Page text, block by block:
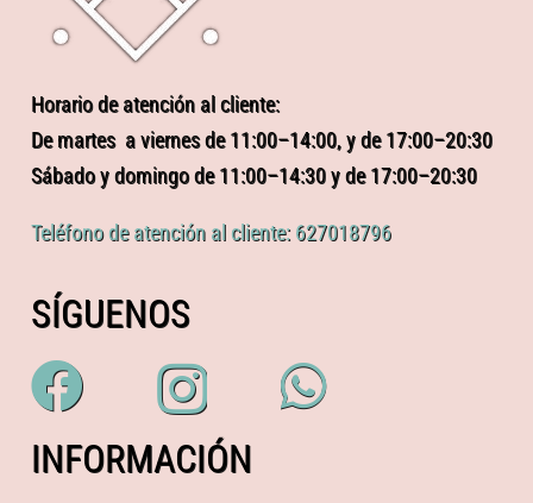
Horario de atención al cliente:
De martes a viernes de 11:00–14:00, y de 17:00–20:30
Sábado y domingo de 11:00–14:30 y de 17:00–20:30
Teléfono de atención al cliente: 627018796
SÍGUENOS
INFORMACIÓN